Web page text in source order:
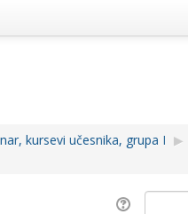
kursevi učesnika, grupa I ▶︎